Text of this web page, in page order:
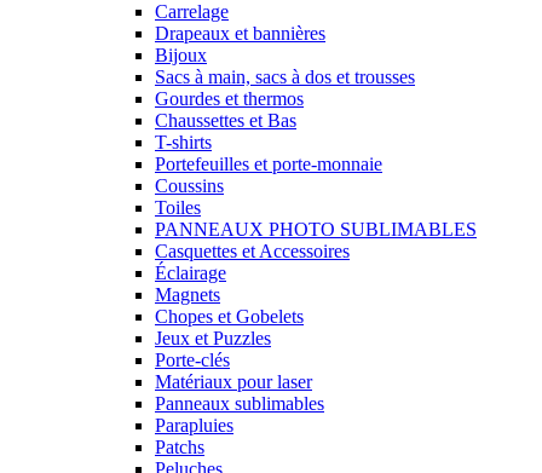
Carrelage
Drapeaux et bannières
Bijoux
Sacs à main, sacs à dos et trousses
Gourdes et thermos
Chaussettes et Bas
T-shirts
Portefeuilles et porte-monnaie
Coussins
Toiles
PANNEAUX PHOTO SUBLIMABLES
Casquettes et Accessoires
Éclairage
Magnets
Chopes et Gobelets
Jeux et Puzzles
Porte-clés
Matériaux pour laser
Panneaux sublimables
Parapluies
Patchs